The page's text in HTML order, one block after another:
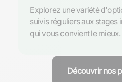
Explorez une variété
suivis réguliers aux stages
qui vous convient le mieux.
Découvrir nos